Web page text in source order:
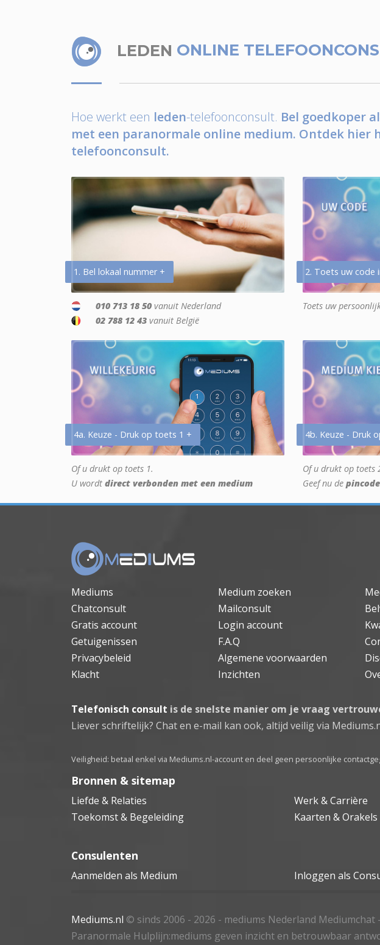
LEDEN ONLINE
Hoe werkt een leden-telefoonconsult. Bel goedkoper
met een paranormale online medium. Ontdek
telefoonconsult.
1. Bel lokaal nummer +
010 713 18 50 vanuit Nederland
02 788 12 43 vanuit België
2. Toets uw code
Toets uw
4a. Keuze - Druk op toets 1 +
Of u drukt op toets 1.
U wordt direct verbonden met een medium
4b. Keuze - Druk
Of u drukt op toets
Geef nu de
Mediums Medium zoeken
Chatconsult
Mailconsult
Gratis account
Login account
Getuigenissen
F.A.Q
Privacybeleid
Algemene voorwaarden
Klacht
Inzichten
Telefonisch consult is de snelste manier om je vraag
Liever schriftelijk? Chat en e-mail kan ook, altijd veilig via
Veiligheid: betaal enkel via Mediums.nl-account en deel geen persoonlijke
Bronnen & sitemap
Liefde & Relaties Werk & Carrière
Toekomst & Begeleiding
Kaarten & Orakels
Consulenten
Aanmelden als Medium Inloggen als
Mediums.nl © sinds 2006 - 2026 - mediums Nederland
Paranormale Hulplijn:mediums geven inzicht en betrouwbaar